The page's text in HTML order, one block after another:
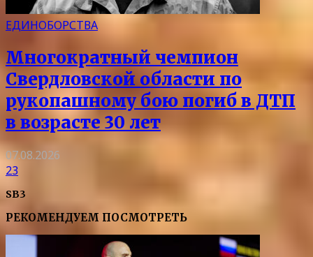
ЕДИНОБОРСТВА
Многократный чемпион
Свердловской области по
рукопашному бою погиб в ДТП
в возрасте 30 лет
07.08.2026
23
SB3
РЕКОМЕНДУЕМ ПОСМОТРЕТЬ